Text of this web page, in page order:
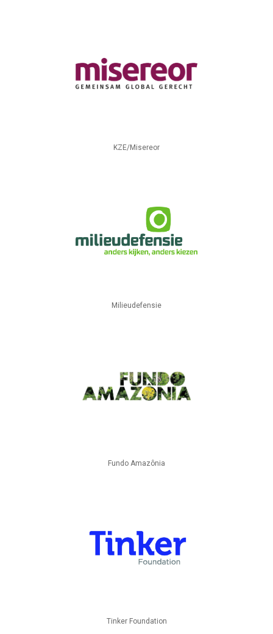
KZE/Misereor
Milieudefensie
Fundo Amazônia
Tinker Foundation